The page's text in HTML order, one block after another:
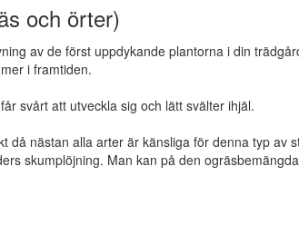
och örter)
av de först uppdykande plantorna i din
i framtiden.
svårt att utveckla sig och lätt svälter ihjäl.
då nästan alla arter är känsliga för denna typ
skumplöjning. Man kan på den